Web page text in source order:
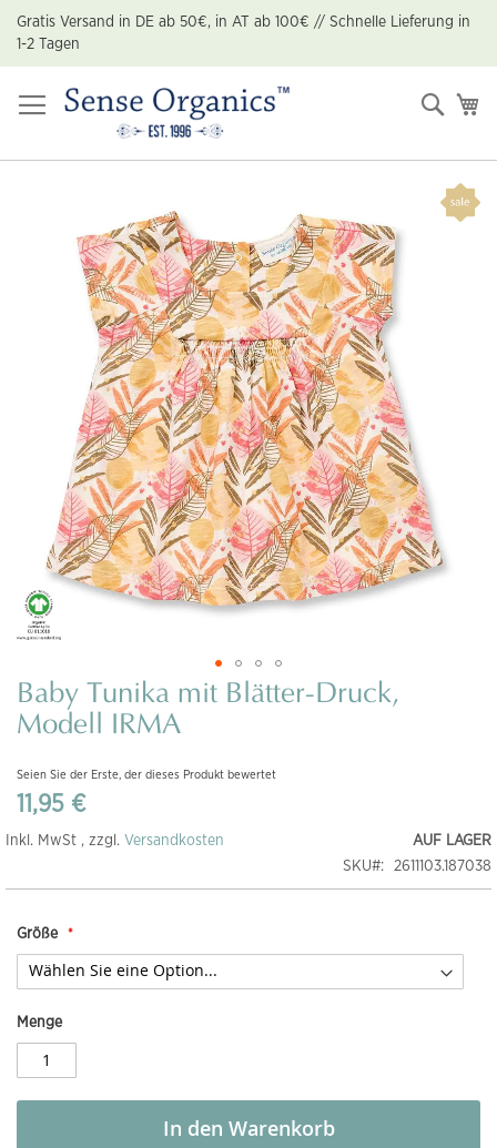
Zum
Inhalt
springen
Gratis Versand in DE ab 50€, in AT ab 100€ // Schnelle Lieferung in
1-2 Tagen
Suche
Bildgalerie
Zum
Anfang
der
springen
Baby Tunika mit Blätter-Druck,
Modell IRMA
Seien Sie der Erste, der dieses Produkt bewertet
11,95 €
AUF LAGER
SKU
2611103.187038
Inkl. MwSt , zzgl. Versandkosten
Größe
Menge
In den Warenkorb